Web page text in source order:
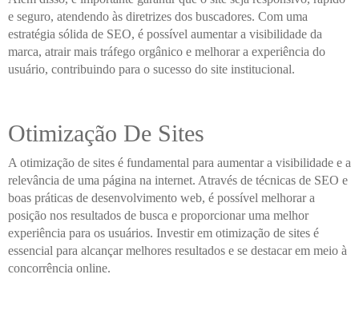
e seguro, atendendo às diretrizes dos buscadores. Com uma
estratégia sólida de SEO, é possível aumentar a visibilidade da
marca, atrair mais tráfego orgânico e melhorar a experiência do
usuário, contribuindo para o sucesso do site institucional.
Otimização De Sites
A otimização de sites é fundamental para aumentar a visibilidade e a
relevância de uma página na internet. Através de técnicas de SEO e
boas práticas de desenvolvimento web, é possível melhorar a
posição nos resultados de busca e proporcionar uma melhor
experiência para os usuários. Investir em otimização de sites é
essencial para alcançar melhores resultados e se destacar em meio à
concorrência online.